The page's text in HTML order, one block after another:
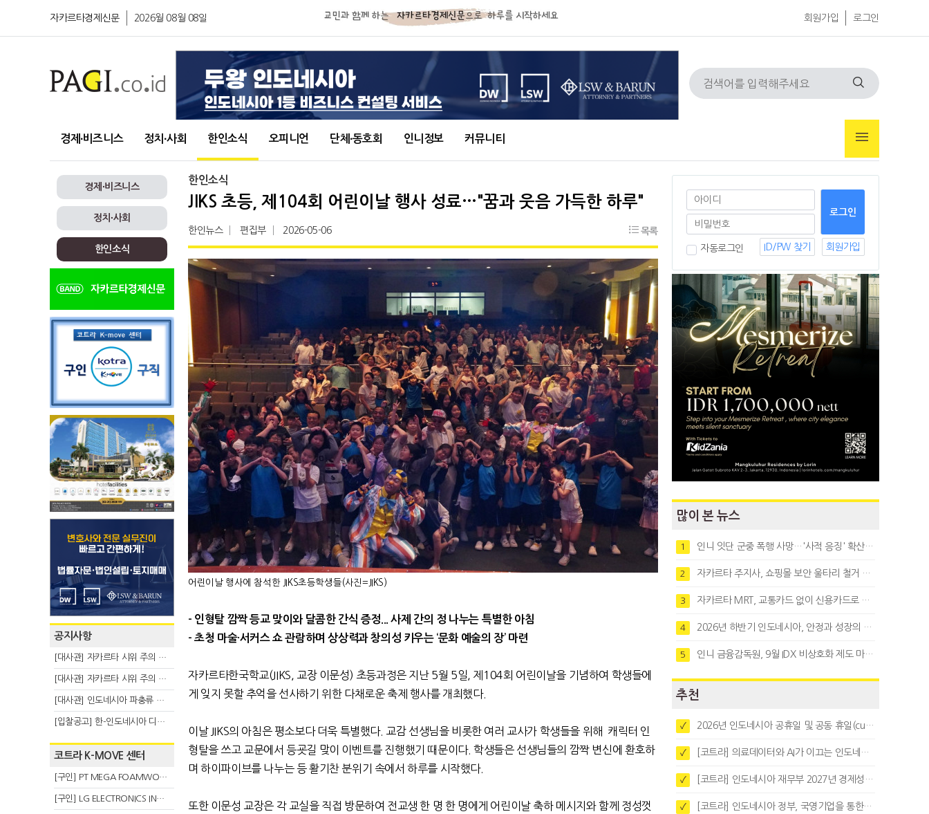
자카르타경제신문 2026월 08월 08일 회원가입 로그인
경제∙비즈니스 정치∙사회 한인소식 오피니언 단체∙동호회 인니정보 커뮤니티
경제∙비즈니스
정치∙사회
한인소식
공지사항
[대사관] 자카르타 시위 주의 안내(8.6)
[대사관] 자카르타 시위 주의 안내(8.3)
[대사관] 인도네시아 파충류 불법 반출 주의 (7.29)
[입찰공고] 한-인도네시아 디지털융복합 탈 전시회
코트라 K-MOVE 센터
[구인] PT MEGA FOAMWORKS INDONESIA
[구인] LG ELECTRONICS INDONESIA
한인소식
JIKS 초등, 제104회 어린이날 행사 성료…"꿈과 웃음 가득한 하루"
한인뉴스 편집부 2026-05-06 목록
어린이날 행사에 참석한 JIKS초등학생들(사진=JIKS)
- 인형탈 깜짝 등교 맞이와 달콤한 간식 증정 ...사제 간의 정 나누는 특별한 아침
-초청 마술·서커스 쇼 관람하며 상상력과 창의성 키우는‘문화 예술의 장’ 마련
자카르타한국학교(JIKS, 교장 이문성) 초등과정은 지난5월 5일 제 104회 어린이날을 기념하여 학생들에
게 잊지 못할 추억을 선사하기 위한 다채로운 축제 행사를 개최했다.
이날JIKS의 아침은 평소보다 더욱 특별했다. 교감 선생님을 비롯한 여러 교사가 학생들을 위해
캐릭터 인
형탈을 쓰고 교문에서 등굣길 맞이 이벤트를 진행했기 때문이다.학생들은 선생님들의 깜짝 변신에 환호하
며 하이파이브를 나누는 등 활기찬 분위기 속에서 하루를 시작했다.
또한 이문성 교장은 각 교실을 직접 방문하여 전교생 한 명 한 명에게 어린이날 축하 메시지와 함께 정성껏
자동로그인 ID/PW 찾기 회원가입
많이 본 뉴스
1 인니 잇단 군중 폭행 사망…'사적 응징' 확산에 법치 우려
2 자카르타 주지사, 쇼핑몰 보안 울타리 철거 요청…"치안 문제없다"
3 자카르타 MRT, 교통카드 없이 신용카드로 바로 탄다
4 2026년 하반기 인도네시아, 안정과 성장의 시험대
5 인니 금융감독원, 9월 IDX 비상호화 제도 마련…주식회사 전환 본격화
추천
✓ 2026년 인도네시아 공휴일 및 공동 휴일(cuti bersama)
✓ [코트라] 의료데이터와 AI가 이끄는 인도네시아 디지털 헬스케어 시장 트렌드
✓ [코트라] 인도네시아 재무부 2027년 경제성장 전망 및 목표 발표
✓ [코트라] 인도네시아 정부, 국영기업을 통한 석탄·팜유·합금철 수출 중앙집중화 추진